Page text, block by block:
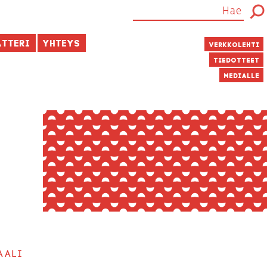
Yhteys Verkkolehti
Tiedotteet
Medialle